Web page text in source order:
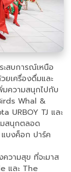
ะสบการณ์เหนือ
ยเครื่องดื่มและ
มความสนุกไปกับ
Whal &
URBOY TJ และ
มสนุกตลอด
บงค็อก ปาร์ค
วามสุข ที่จะมาส
และ The